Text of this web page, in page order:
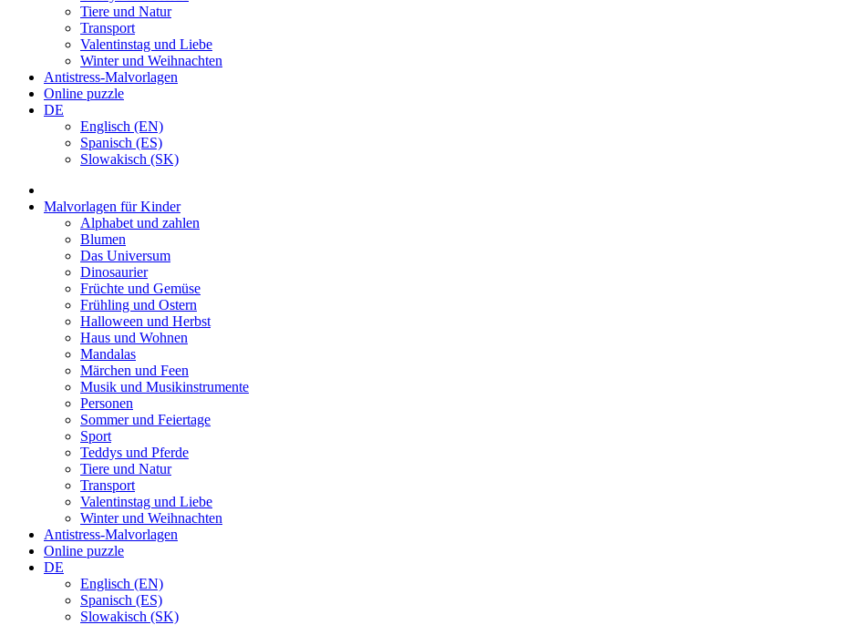
Tiere und Natur
Transport
Valentinstag und Liebe
Winter und Weihnachten
Antistress-Malvorlagen
Online puzzle
DE
Englisch (EN)
Spanisch (ES)
Slowakisch (SK)
Malvorlagen für Kinder
Alphabet und zahlen
Blumen
Das Universum
Dinosaurier
Früchte und Gemüse
Frühling und Ostern
Halloween und Herbst
Haus und Wohnen
Mandalas
Märchen und Feen
Musik und Musikinstrumente
Personen
Sommer und Feiertage
Sport
Teddys und Pferde
Tiere und Natur
Transport
Valentinstag und Liebe
Winter und Weihnachten
Antistress-Malvorlagen
Online puzzle
DE
Englisch (EN)
Spanisch (ES)
Slowakisch (SK)